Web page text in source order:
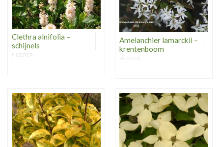
Clethra alnifolia –
schijnels
HEESTER
Amelanchier lamarckii –
krentenboom
HEESTER